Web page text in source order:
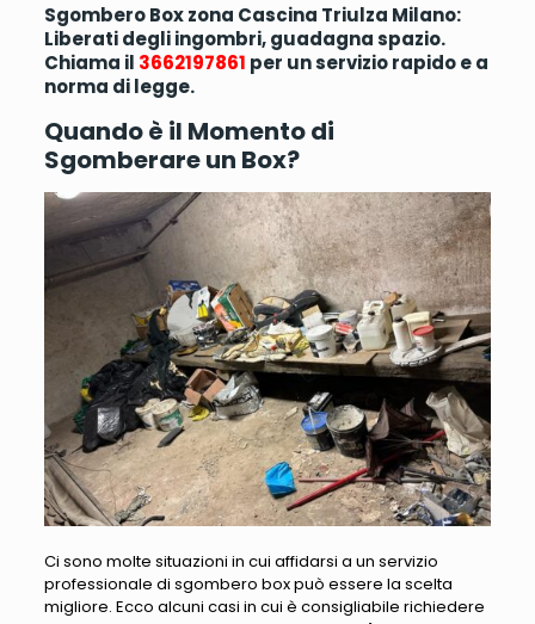
Sgombero Box zona Cascina Triulza Milano:
Liberati degli ingombri, guadagna spazio.
Chiama il 3662197861 per un servizio rapido e a
norma di legge.
Quando è il Momento di
Sgomberare un Box?
Ci sono molte situazioni in cui affidarsi a un servizio
professionale di sgombero box può essere la scelta
migliore. Ecco alcuni casi in cui è consigliabile richiedere